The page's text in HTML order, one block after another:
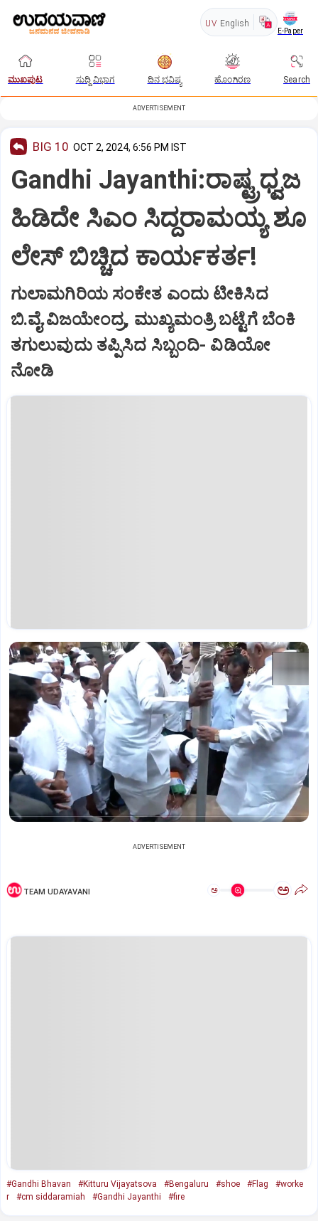
UV English
E-Paper
ಮುಖಪುಟ ಸುದ್ದಿ ವಿಭಾಗ ದಿನ ಭವಿಷ್ಯ ಹೊಂಗಿರಣ Search
ADVERTISEMENT
BIG 10 OCT 2, 2024, 6:56 PM IST
Gandhi Jayanthi:ರಾಷ್ಟ್ರಧ್ವಜ
ಹಿಡಿದೇ ಸಿಎಂ ಸಿದ್ದರಾಮಯ್ಯ ಶೂ
ಲೇಸ್‌ ಬಿಚ್ಚಿದ ಕಾರ್ಯಕರ್ತ!
ಗುಲಾಮಗಿರಿಯ ಸಂಕೇತ ಎಂದು ಟೀಕಿಸಿದ
ಬಿ.ವೈ.ವಿಜಯೇಂದ್ರ, ಮುಖ್ಯಮಂತ್ರಿ ಬಟ್ಟೆಗೆ ಬೆಂಕಿ
ತಗುಲುವುದು ತಪ್ಪಿಸಿದ ಸಿಬ್ಬಂದಿ- ವಿಡಿಯೋ
ನೋಡಿ
ADVERTISEMENT
TEAM UDAYAVANI ಅ ಅ
#Gandhi Bhavan #Kitturu Vijayatsova #Bengaluru #shoe #Flag
#worke
r
#cm siddaramiah #Gandhi Jayanthi #fire